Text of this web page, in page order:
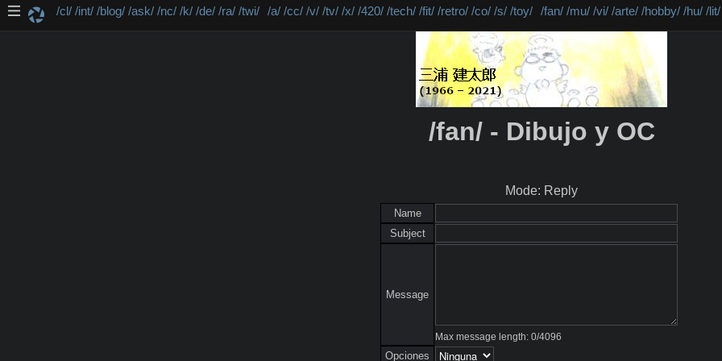
/cl/ /int/ /blog/ /ask/ /nc/ /k/ /de/ /ra/ /twi/ /a/ /cc/ /v/ /tv/ /x/ /420/ /tech/ /fit/ /retro/ /co/ /s/ /toy/ /fan/ /mu/ /vi/ /arte/ /hobby/ /hu/ /lit/
/fan/ - Dibujo y OC
Mode: Reply
Name
Subject
Message
Max message length: 0/4096
Opciones